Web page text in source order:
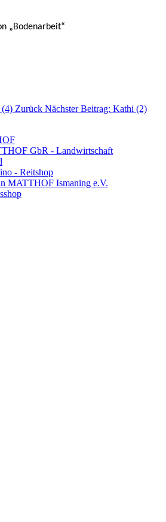
„Bodenarbeit“
(4) Zurück Nächster Beitrag: Kathi (2)
GbR - Landwirtschaft
- Reitshop
MATTHOF Ismaning e.V.